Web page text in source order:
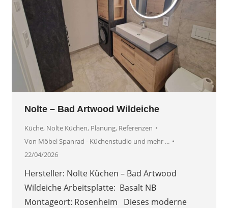
Nolte – Bad Artwood Wildeiche
Küche, Nolte Küchen, Planung, Referenzen
Von Möbel Spanrad - Küchenstudio und mehr ...
22/04/2026
Hersteller: Nolte Küchen – Bad Artwood
Wildeiche Arbeitsplatte: Basalt NB
Montageort: Rosenheim Dieses moderne